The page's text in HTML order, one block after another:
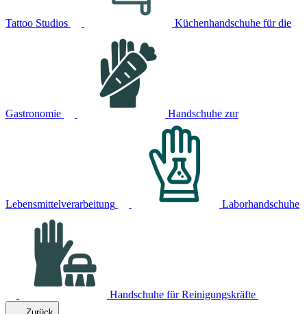
Tattoo Studios Küchenhandschuhe für die
Gastronomie Handschuhe zur
Lebensmittelverarbeitung Laborhandschuhe
Handschuhe für Reinigungskräfte